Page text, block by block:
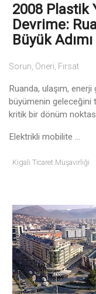
2008 Plastik
Devrime:
Büyük Adımı
Sorun, Öneri, Fırsat
Ruanda, ulaşım,
büyümenin geleceğini
kritik bir dönüm
Elektrikli mobilite ...
Kigali Ticaret Müşavirliği